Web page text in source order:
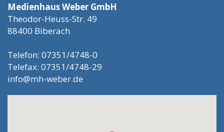
Medienhaus Weber GmbH
Theodor-Heuss-Str. 49
88400 Biberach
Telefon: 07351/4748-0
Telefax: 07351/4748-29
info@mh-weber.de